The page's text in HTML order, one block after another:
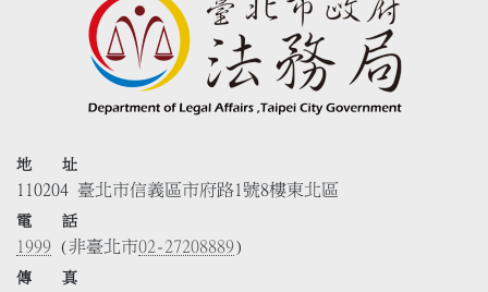
地 址
110204 臺北市信義區市府路1號8樓東北區
電 話
1999 (非臺北市02-27208889)
傳 真